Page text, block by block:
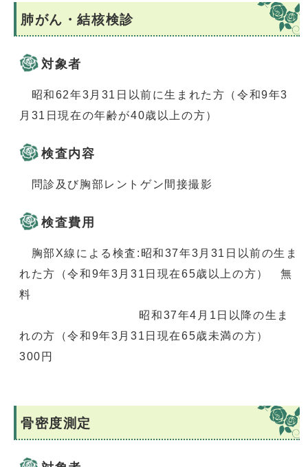
肺がん・結核検診
対象者
昭和62年3月31日以前に生まれた方（令和9年3
月31日現在の年齢が40歳以上の方）
検査内容
問診及び胸部レントゲン間接撮影
検査費用
胸部X線による検査:昭和37年3月31日以前の生ま
れた方（令和9年3月31日現在65歳以上の方） 無
料
昭和37年4月1日以降の生ま
れの方（令和9年3月31日現在65歳未満の方）
300円
骨密度測定